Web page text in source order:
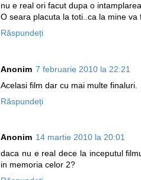
nu e real ori facut dupa o
O seara placuta la toti..ca la mine
Răspundeți
Anonim 7 februarie 2010 la 22:21
Acelasi film dar cu mai multe finaluri.
Răspundeți
Anonim 14 martie 2010 la 20:01
daca nu e real dece la inceputul
in memoria celor 2?